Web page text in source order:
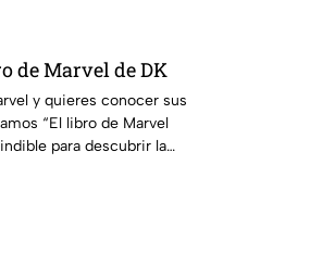
de Marvel de DK
y quieres conocer sus
“El libro de Marvel
para descubrir la